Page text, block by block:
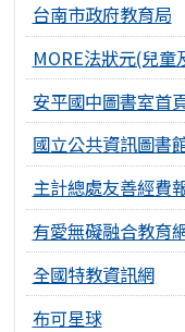
台南市政府教育局
MORE法狀元(兒
安平國中圖書室首
國立公共資訊圖書
主計總處友善經費
有愛無礙融合教育
全國特教資訊網
布可星球